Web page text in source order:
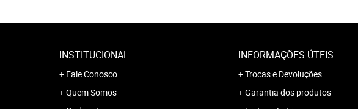
INSTITUCIONAL
Fale Conosco
Quem Somos
INFORMAÇÕES ÚTEIS
Trocas e Devoluções
Garantia dos produtos